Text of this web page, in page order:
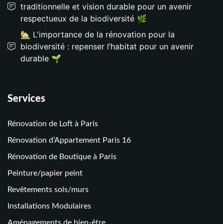
traditionnelle et vision durable pour un avenir
respectueux de la biodiversité 🌿
🏡 L'importance de la rénovation pour la
biodiversité : repenser l’habitat pour un avenir
durable 🌱
Services
Rénovation de Loft à Paris
Rénovation d’Appartement Paris 16
Rénovation de Boutique à Paris
Peinture/papier peint
Revêtements sols/murs
Installations Modulaires